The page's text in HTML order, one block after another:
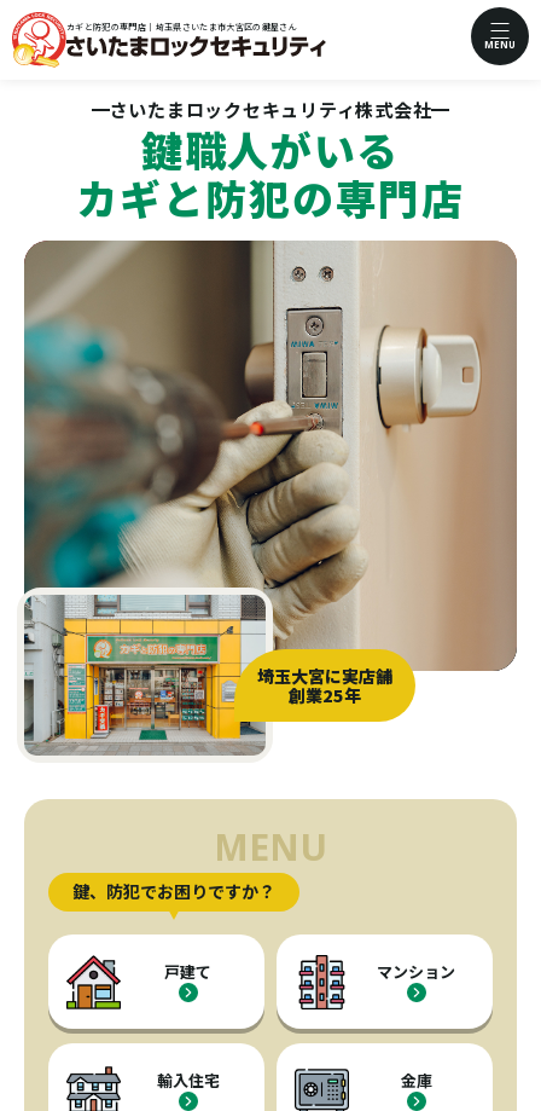
カギと防犯の専門店｜埼玉県さいたま市大宮区の鍵屋さん
MENU
鍵職人がいる
カギと防犯の専門店
さいたまロックセキュリティ株式会社
埼玉大宮に実店舗
創業25年
MENU
鍵、防犯でお困りですか？
戸建て マンション
輸入住宅 金庫